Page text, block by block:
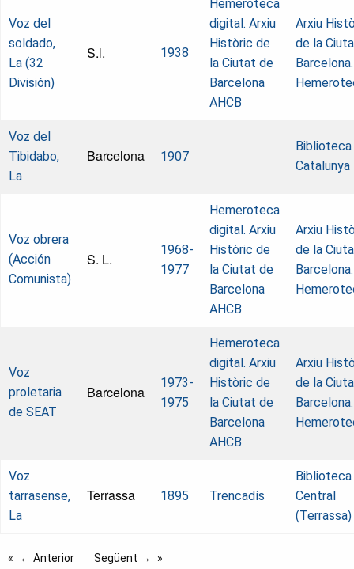
Voz del
soldado,
La (32
División)
S.l. 1938
Hemeroteca
digital. Arxiu
Històric de
la Ciutat de
Barcelona
AHCB
Arxiu
de la
Barcelona.
Voz del
Tibidabo,
La
Barcelona 1907
Catalunya
Voz obrera
(Acción
Comunista)
S. L.
1968-
1977
Hemeroteca
digital. Arxiu
Històric de
la Ciutat de
Barcelona
AHCB
Arxiu
de la
Barcelona.
Voz
proletaria
de SEAT
Barcelona
1973-
1975
Hemeroteca
digital. Arxiu
Històric de
la Ciutat de
Barcelona
AHCB
Arxiu
de la
Barcelona.
Voz
tarrasense,
La
Terrassa 1895 Trencadís
Biblioteca
Central
(Terrassa)
← Anterior Següent →